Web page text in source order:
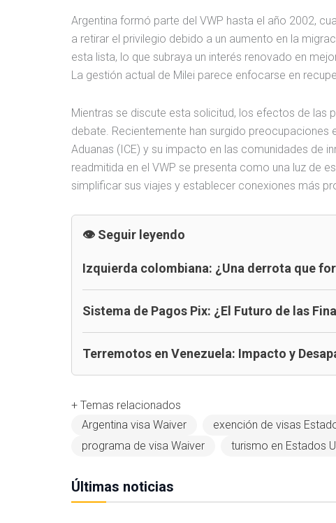
Argentina formó parte del VWP hasta el año 2002,
a retirar el privilegio debido a un aumento en la
esta lista, lo que subraya un interés renovado en
La gestión actual de Milei parece enfocarse en
Mientras se discute esta solicitud, los efectos de las
debate. Recientemente han surgido
Aduanas (ICE) y su impacto en las comunidades de
readmitida en el VWP se presenta como una luz de
simplificar sus viajes y establecer conexiones más
Seguir leyendo
Izquierda colombiana: ¿Una derrota que
Sistema de Pagos Pix: ¿El Futuro de las
Terremotos en Venezuela: Impacto y
+ Temas relacionados
Argentina visa Waiver
exención de visas
programa de visa Waiver
turismo en Estados
Últimas noticias